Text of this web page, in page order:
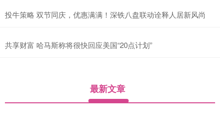
投牛策略 双节同庆，优惠满满！深铁八盘联动诠释人居新风尚
共享财富 哈马斯称将很快回应美国“20点计划”
最新文章